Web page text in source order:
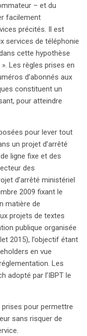
un frein
à un autre,
fixe. Des mesures
cette transition,
Deux projets
le processus de
des obligations
nécessaires et
notamment
consommateurs
La procédure de
claires, avec un
délais précis
être remis au
technicien,
cas de retard, une
Avec
l’espoir est de
consommateurs
en leur permettant
Il reste à voir si
réduits et une
– et du
facilement
précités. Il est
services de téléphonie
cette hypothèse
Les règles prises en
d’abonnés aux
constituent un
pour atteindre
pour lever tout
un projet d’arrêté
ligne fixe et des
des
d’arrêté ministériel
2009 fixant le
matière de
projets de textes
publique organisée
2015), l’objectif étant
en vue
Les
adopté par l’IBPT le
pour permettre
sans risquer de